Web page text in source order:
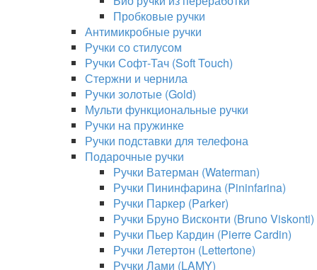
Пробковые ручки
Антимикробные ручки
Ручки со стилусом
Ручки Софт-Тач (Soft Touch)
Стержни и чернила
Ручки золотые (Gold)
Мульти функциональные ручки
Ручки на пружинке
Ручки подставки для телефона
Подарочные ручки
Ручки Ватерман (Waterman)
Ручки Пининфарина (Pininfarina)
Ручки Паркер (Parker)
Ручки Бруно Висконти (Bruno Viskonti)
Ручки Пьер Кардин (Pierre Cardin)
Ручки Летертон (Lettertone)
Ручки Лами (LAMY)